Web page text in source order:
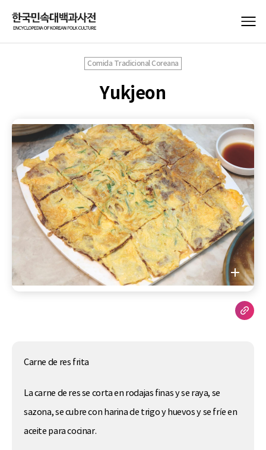
Comida Tradicional Coreana
Yukjeon
Carne de res frita
La carne de res se corta en rodajas finas y se raya, se
sazona, se cubre con harina de trigo y huevos y se fríe en
aceite para cocinar.